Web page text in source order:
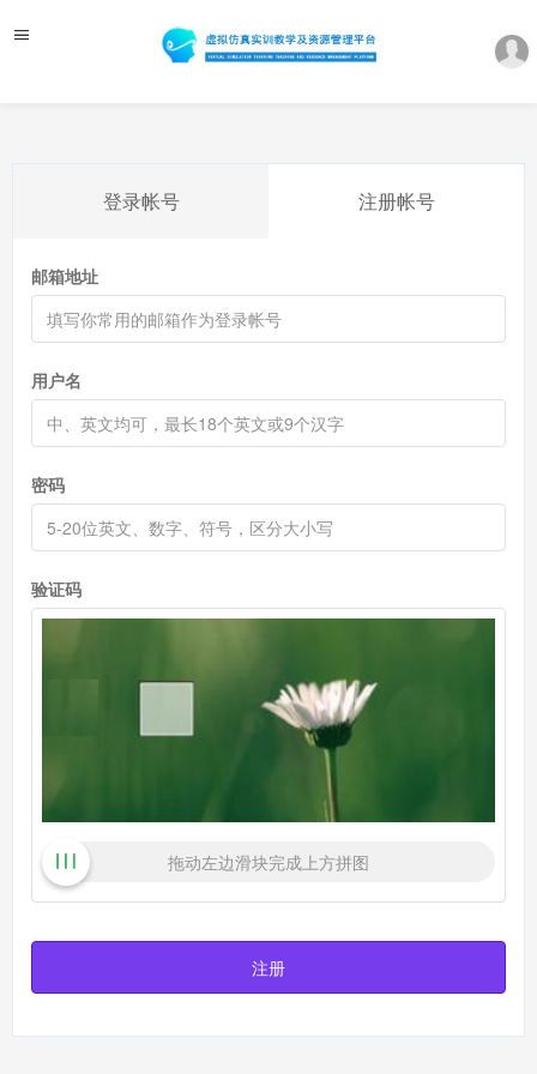
登录帐号 注册帐号
邮箱地址
用户名
密码
验证码
拖动左边滑块完成上方拼图
注册